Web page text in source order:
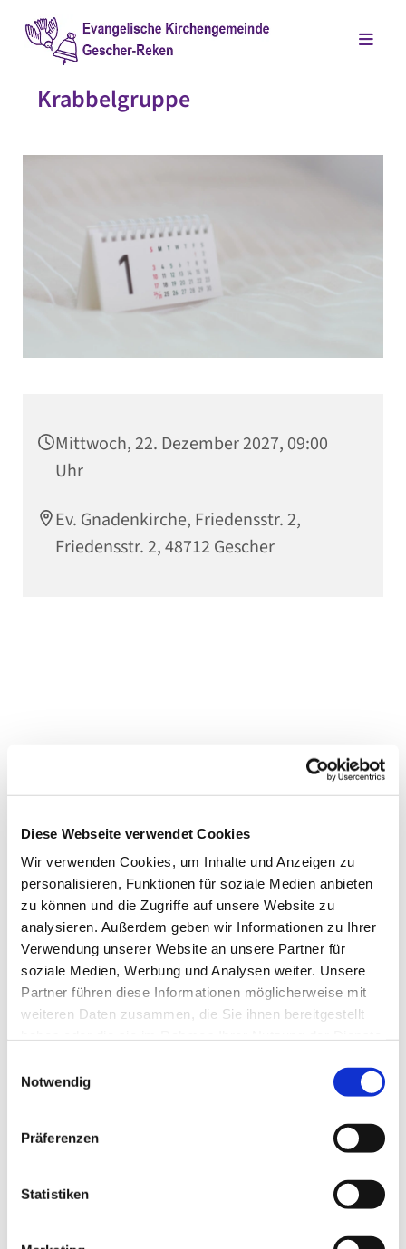
Diese Webseite verwendet Cookies
Wir verwenden Cookies, um Inhalte und Anzeigen zu
personalisieren, Funktionen für soziale Medien anbieten
zu können und die Zugriffe auf unsere Website zu
analysieren. Außerdem geben wir Informationen zu Ihrer
Verwendung unserer Website an unsere Partner für
soziale Medien, Werbung und Analysen weiter. Unsere
Partner führen diese Informationen möglicherweise mit
weiteren Daten zusammen, die Sie ihnen bereitgestellt
Notwendig
Präferenzen
Statistiken
Krabbelgruppe
Mittwoch, 22. Dezember 2027, 09:00
Uhr
Ev. Gnadenkirche, Friedensstr. 2,
Friedensstr. 2, 48712 Gescher
Dies könnte Sie auch
interessieren